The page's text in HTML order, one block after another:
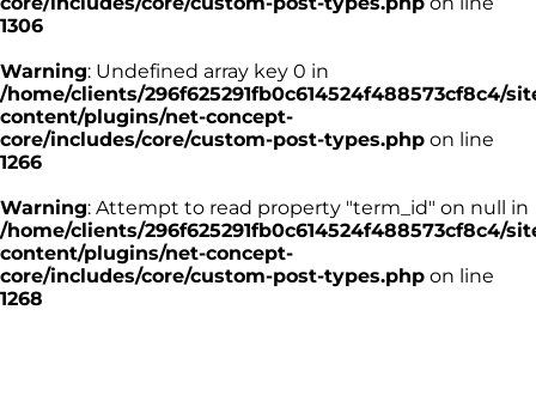
1306
Warning: Undefined array key 0 in
/home/clients/296f625291fb0c614524f488573cf8c4/
content/plugins/net-concept-
core/includes/core/custom-post-types.php on line
1266
Warning: Attempt to read property "term_id" on null in
/home/clients/296f625291fb0c614524f488573cf8c4/
content/plugins/net-concept-
core/includes/core/custom-post-types.php on line
1268